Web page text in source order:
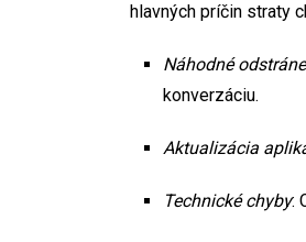
hlavných príčin straty
Náhodné
konverzáciu.
Aktualizácia
Technické chyby: